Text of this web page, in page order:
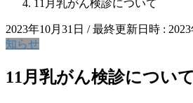
11月乳がん検診について
2023年10月31日 / 最終更新日時 :
知らせ
11月乳がん検診について